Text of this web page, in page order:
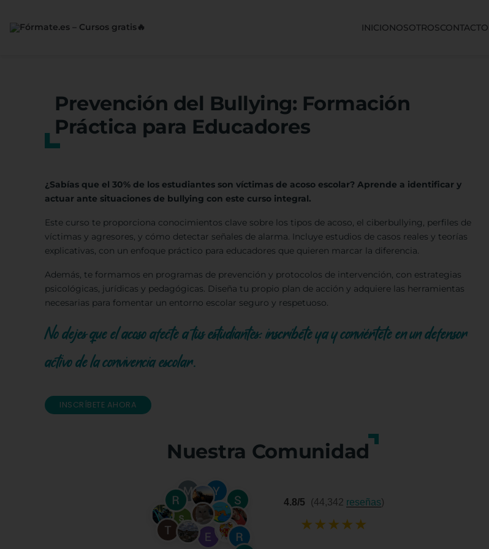
INICIONOSOTROSCONTACTO
Prevención del Bullying: Formación
Práctica para Educadores
¿Sabías que el 30% de los estudiantes son víctimas de acoso escolar? Aprende a identificar y
actuar ante situaciones de bullying con este curso integral.
Este curso te proporciona conocimientos clave sobre los tipos de acoso, el ciberbullying, perfiles de
víctimas y agresores, y cómo detectar señales de alarma. Incluye estudios de casos reales y teorías
explicativas, con un enfoque práctico para educadores que quieren marcar la diferencia.
Además, te formamos en programas de prevención y protocolos de intervención, con estrategias
psicológicas, jurídicas y pedagógicas. Diseña tu propio plan de acción y adquiere las herramientas
necesarias para fomentar un entorno escolar seguro y respetuoso.
No dejes que el acoso afecte a tus estudiantes: inscríbete ya y conviértete en un defensor
activo de la convivencia escolar.
INSCRÍBETE AHORA
Nuestra Comunidad
4.8/5 (44,342 reseñas)
★★★★★